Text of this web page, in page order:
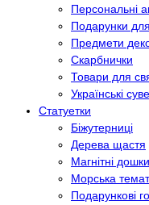
Персональні
Подарунки
Предмети
Скарбнички
Товари для
Українські
Статуетки
Біжутерниці
Дерева щастя
Магнітні дошки
Морська
Подарункові